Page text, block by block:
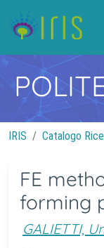
IRIS Catalogo
FE
forming
GALIETTI,